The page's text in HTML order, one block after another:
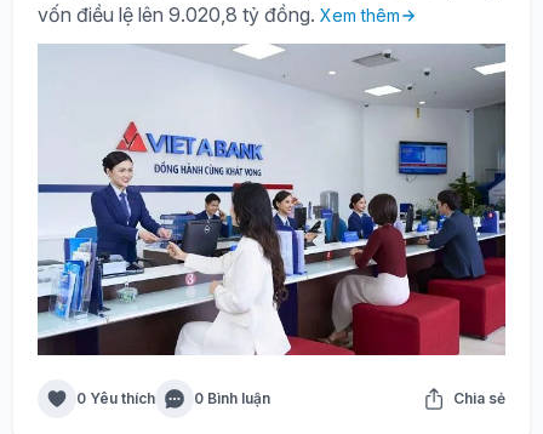
vốn điều lệ lên 9.020,8 tỷ đồng. Xem thêm
0 Yêu thích 0 Bình luận Chia sẻ